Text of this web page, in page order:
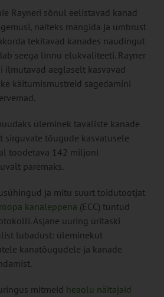
Rayneri sõnul eelistavad kanad
näiteks mängida ja ümbrust
tekitavad kanades naudingut
seega linnu elukvaliteeti. Rayner
ilmutavad aeglaselt kasvavad
käitumismustreid sagedamini
üleminek tavaliste kanade
sirguvate tõugude kasvatusele
toodetava 142 miljoni
paremaks.
ja mitu suurt toidutootjat
kanaleppena (ECC) tuntud
Äsjane uuring üritaski
lubadust: üleminekut
kanatõugudele ja kanade
mitmeid heaolu näitajaid